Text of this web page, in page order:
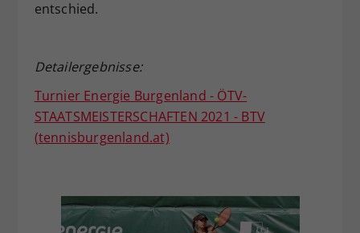
entschied.
Detailergebnisse:
Turnier Energie Burgenland - ÖTV-
STAATSMEISTERSCHAFTEN 2021 - BTV
(tennisburgenland.at)